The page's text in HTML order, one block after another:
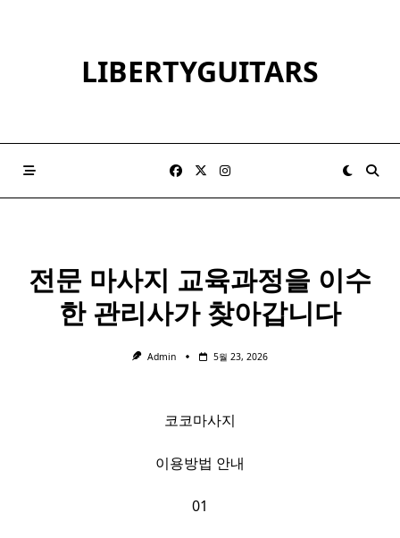
LIBERTYGUITARS
전문 마사지 교육과정을 이수
한 관리사가 찾아갑니다
Admin 5월 23, 2026
코코마사지
이용방법 안내
01